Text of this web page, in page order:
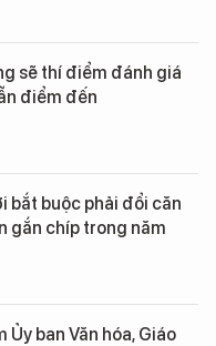
sẽ thí điểm đánh giá
điểm đến
bắt buộc phải đổi căn
gắn chíp trong năm
Ủy ban Văn hóa, Giáo